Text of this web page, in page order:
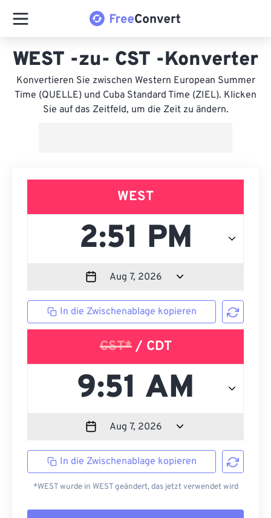
WEST -zu- CST -Konverter
Konvertieren Sie zwischen Western European Summer
Time (QUELLE) und Cuba Standard Time (ZIEL). Klicken
Sie auf das Zeitfeld, um die Zeit zu ändern.
WEST
In die Zwischenablage kopieren
CST*/ CDT
In die Zwischenablage kopieren
*WEST wurde in WEST geändert, das jetzt verwendet wird